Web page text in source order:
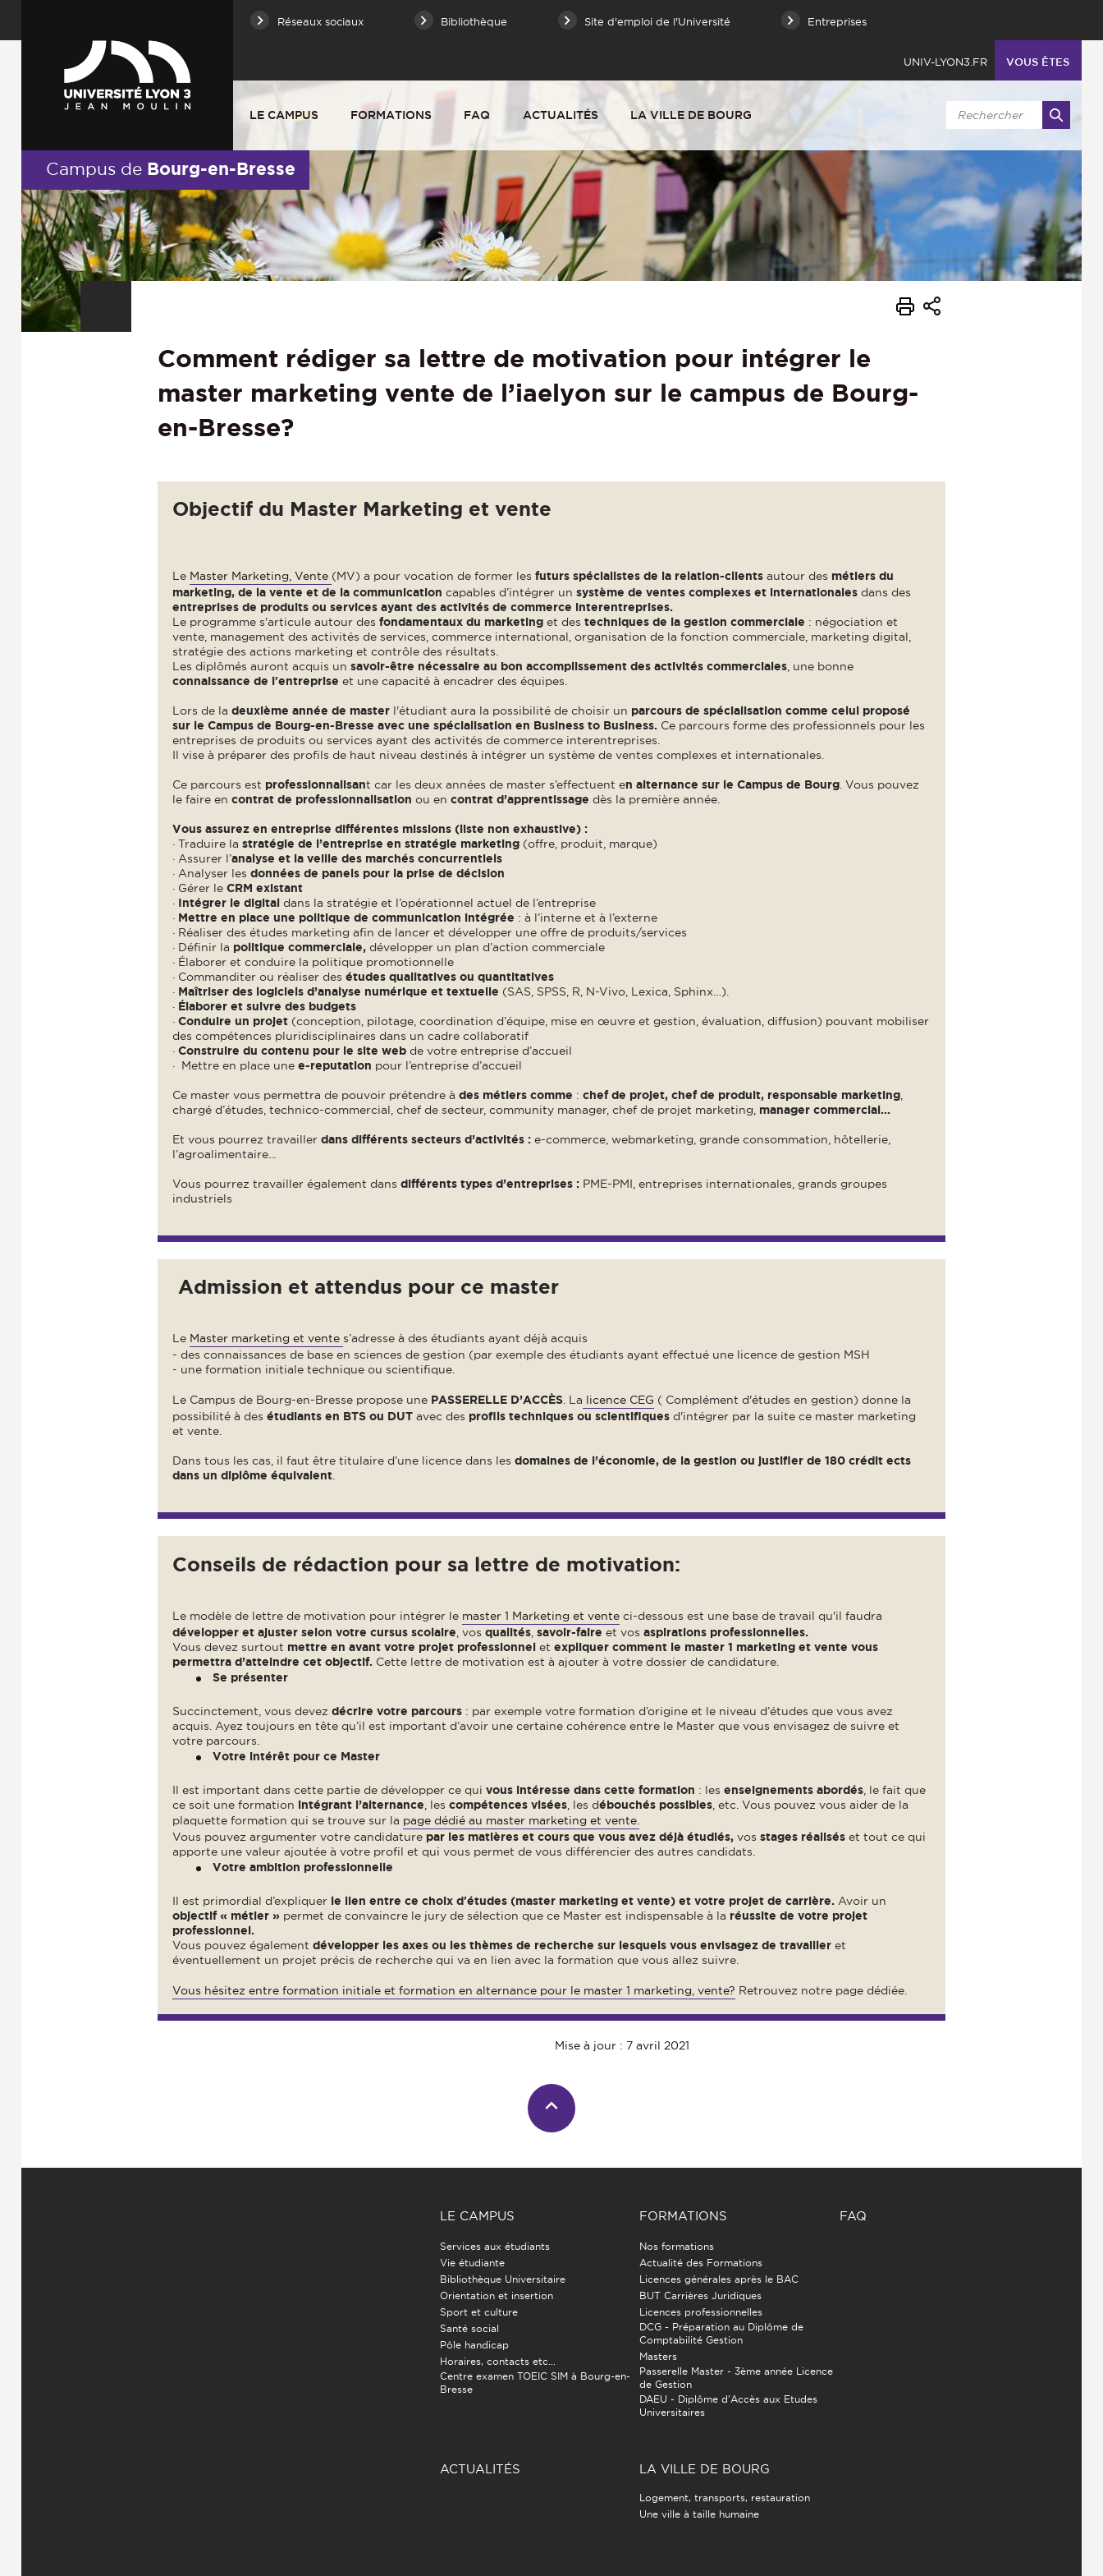
Réseaux sociaux Bibliothèque Site d'emploi de l'Université Entreprises
UNIV-LYON3.FR VOUS ÊTES
LE CAMPUS FORMATIONS FAQ ACTUALITÉS LA VILLE DE BOURG
Campus de Bourg-en-Bresse
Comment rédiger sa lettre de motivation pour intégrer le
master marketing vente de l’iaelyon sur le campus de Bourg-
en-Bresse?
Objectif du Master Marketing et vente
Le Master Marketing, Vente (MV) a pour vocation de former lesfuturs spécialistes de la relation-clients autour des métiers du
marketing, de la vente et de la communicationcapables d’intégrer unsystème de ventes complexes et internationales dans des
entreprises de produits ou services ayant des activités de commerce interentreprises.
Le programme s'articule autour desfondamentaux du marketing et destechniques de la gestion commerciale : négociation et
vente, management des activités de services, commerce international, organisation de la fonction commerciale, marketing digital,
stratégie des actions marketing et contrôle des résultats.
Les diplômés auront acquis unsavoir-être nécessaire au bon accomplissement des activités commerciales , une bonne
connaissance de l'entreprise et une capacité à encadrer des équipes.
Lors de ladeuxième année de master l'étudiant aura la possibilité de choisir un parcours de spécialisation comme celui proposé
sur le Campus de Bourg-en-Bresse avec une spécialisation en Business to Business. Ce parcours forme des professionnels pour les
entreprises de produits ou services ayant des activités de commerce interentreprises.
Il vise à préparer des profils de haut niveau destinés à intégrer un système de ventes complexes et internationales.
Ce parcours est professionnalisant car les deux années de master s’effectuent en alternance sur le Campus de Bourg . Vous pouvez
le faire encontrat de professionnalisation ou encontrat d’apprentissage dès la première année.
Vous assurez en entreprise différentes missions (liste non exhaustive) :
· Traduire lastratégie de l’entreprise en stratégie marketing (offre, produit, marque)
· Assurer l’analyse et la veille des marchés concurrentiels
· Analyser les données de panels pour la prise de décision
· Gérer leCRM existant
· Intégrer le digitaldans la stratégie et l’opérationnel actuel de l’entreprise
· Mettre en place une politique de communication intégrée : à l’interne et à l’externe
· Réaliser des études marketing afin de lancer et développer une offre de produits/services
· Définir la politique commerciale,développer un plan d’action commerciale
· Élaborer et conduire la politique promotionnelle
· Commanditer ou réaliser desétudes qualitatives ou quantitatives
· Maîtriser des logiciels d’analyse numérique et textuelle (SAS, SPSS, R, N-Vivo, Lexica, Sphinx…).
· Élaborer et suivre des budgets
·Conduire un projet (conception, pilotage, coordination d’équipe, mise en œuvre et gestion, évaluation, diffusion) pouvant mobiliser
des compétences pluridisciplinaires dans un cadre collaboratif
·Construire du contenu pour le site webde votre entreprise d’accueil
· Mettre en place unee-reputation pour l’entreprise d’accueil
Ce master vous permettra de pouvoir prétendre àdes métiers comme :chef de projet, chef de produit, responsable marketing
chargé d’études, technico-commercial, chef de secteur, community manager, chef de projet marketing, manager commercial...
Et vous pourrez travaillerdans différents secteurs d’activités : e-commerce, webmarketing, grande consommation, hôtellerie,
l’agroalimentaire...
Vous pourrez travailler également dansdifférents types d’entreprises : PME-PMI, entreprises internationales, grands groupes
industriels
Admission et attendus pour ce master
Le Master marketing et ventes’adresse à des étudiants ayant déjà acquis
- des connaissances de base en sciences de gestion (par exemple des étudiants ayant effectué une licence de gestion MSH
- une formation initiale technique ou scientifique.
Le Campus de Bourg-en-Bresse propose une PASSERELLE D’ACCÈS . La licence CEG ( Complément d'études en gestion) donne la
possibilité à desétudiants en BTS ou DUT avec des profils techniques ou scientifiques d'intégrer par la suite ce master marketing
et vente.
Dans tous les cas, il faut être titulaire d’une licence dans lesdomaines de l’économie, de la gestion ou justifier de 180 crédit ects
dans un diplôme équivalent
Conseils de rédaction pour sa lettre de motivation:
Le modèle de lettre de motivation pour intégrer le master 1 Marketing et vente ci-dessous est une base de travail qu'il faudra
développer et ajuster selon votre cursus scolaire , vosqualités ,savoir-faire et vosaspirations professionnelles.
Vous devez surtout mettre en avant votre projet professionneletexpliquer comment le master 1 marketing et vente vous
permettra d’atteindre cet objectif. Cette lettre de motivation est à ajouter à votre dossier de candidature.
Se présenter
Succinctement, vous devezdécrire votre parcours : par exemple votre formation d’origine et le niveau d’études que vous avez
acquis. Ayez toujours en tête qu’il est important d’avoir une certaine cohérence entre le Master que vous envisagez de suivre et
votre parcours.
Votre intérêt pour ce Master
Il est important dans cette partie de développer ce quivous intéresse dans cette formation : lesenseignements abordés , le fait que
ce soit une formation intégrant l’alternance , lescompétences visées , les débouchés possibles , etc. Vous pouvez vous aider de la
plaquette formation qui se trouve sur la page dédié au master marketing et vente.
Vous pouvez argumenter votre candidature par les matières et cours que vous avez déjà étudiés, vosstages réalisés et tout ce qui
apporte une valeur ajoutée à votre profil et qui vous permet de vous différencier des autres candidats.
Votre ambition professionnelle
Il est primordial d’expliquer le lien entre ce choix d'études (master marketing et vente) et votre projet de carrière. Avoir un
objectif « métier » permet de convaincre le jury de sélection que ce Master est indispensable à la réussite de votre projet
professionnel.
Vous pouvez égalementdévelopper les axes ou les thèmes de recherche sur lesquels vous envisagez de travailler et
éventuellement un projet précis de recherche qui va en lien avec la formation que vous allez suivre.
Vous hésitez entre formation initiale et formation en alternance pour le master 1 marketing, vente? Retrouvez notre page dédiée.
Mise à jour : 7 avril 2021
LE CAMPUS
Services aux étudiants
Vie étudiante
Bibliothèque Universitaire
Orientation et insertion
Sport et culture
Santé social
Pôle handicap
Horaires, contacts etc...
Centre examen TOEIC SIM à Bourg-en-
Bresse
FORMATIONS
Nos formations
Actualité des Formations
Licences générales après le BAC
BUT Carrières Juridiques
Licences professionnelles
DCG - Préparation au Diplôme de
Comptabilité Gestion
Masters
Passerelle Master - 3ème année Licence
de Gestion
DAEU - Diplôme d'Accès aux Etudes
Universitaires
FAQ
ACTUALITÉS LA VILLE DE BOURG
Logement, transports, restauration
Une ville à taille humaine